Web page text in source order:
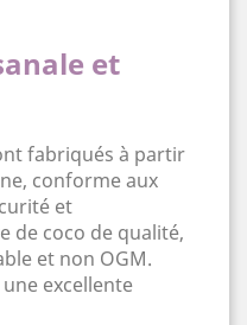
et
fabriqués à partir
conforme aux
et
de coco de qualité,
et non OGM.
excellente